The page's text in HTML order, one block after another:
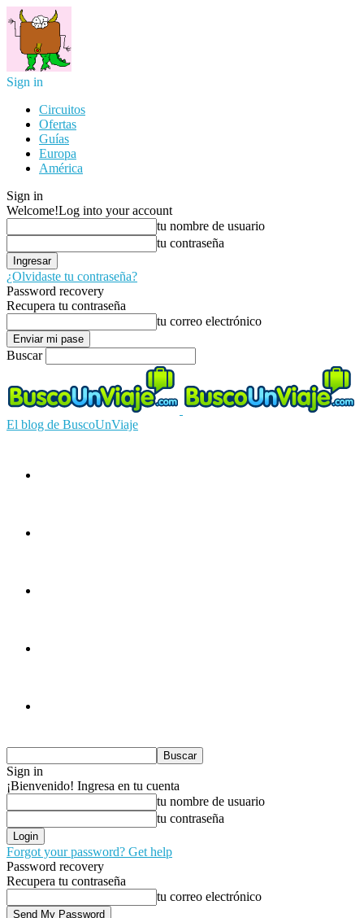
Sign in
Circuitos
Ofertas
Guías
Europa
América
Sign in
Welcome!Log into your account
tu nombre de usuario
tu contraseña
¿Olvidaste tu contraseña?
Password recovery
Recupera tu contraseña
tu correo electrónico
Buscar
El blog de BuscoUnViaje
Sign in
¡Bienvenido! Ingresa en tu cuenta
tu nombre de usuario
tu contraseña
Forgot your password? Get help
Password recovery
Recupera tu contraseña
tu correo electrónico